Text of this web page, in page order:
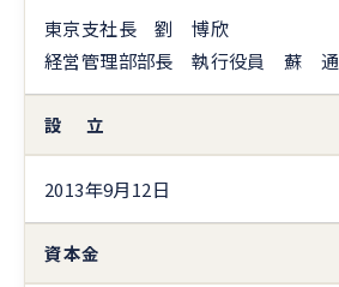
東京支社長 劉 博欣
経営管理部部長 執行役員 蘇 通
設 立
2013年9月12日
資本金